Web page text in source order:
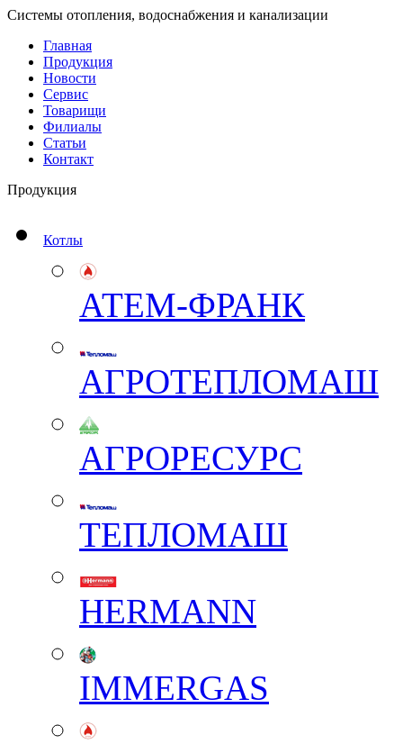
Системы отопления, водоснабжения и канализации
Главная
Продукция
Новости
Сервис
Товарищи
Филиалы
Статьи
Контакт
Продукция
Котлы
АТЕМ-ФРАНК
АГРОТЕПЛОМАШ
АГРОРЕСУРС
ТЕПЛОМАШ
HERMANN
IMMERGAS